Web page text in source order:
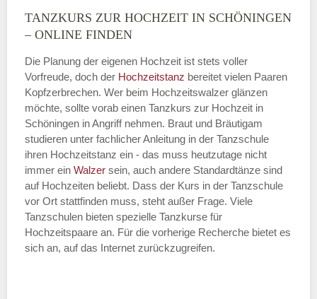
Montag
—
ÖFFNUNGSZEITEN HINZUFÜGEN
Dienstag
—
ÖFFNUNGSZEITEN HINZUFÜGEN
TANZKURS ZUR HOCHZEIT IN SCHÖNINGEN
– ONLINE FINDEN
Die Planung der eigenen Hochzeit ist stets voller
Vorfreude, doch der Hochzeitstanz bereitet vielen Paaren
Kopfzerbrechen. Wer beim Hochzeitswalzer glänzen
möchte, sollte vorab einen Tanzkurs zur Hochzeit in
Schöningen in Angriff nehmen. Braut und Bräutigam
studieren unter fachlicher Anleitung in der Tanzschule
ihren Hochzeitstanz ein - das muss heutzutage nicht
immer ein Walzer sein, auch andere Standardtänze sind
auf Hochzeiten beliebt. Dass der Kurs in der Tanzschule
vor Ort stattfinden muss, steht außer Frage. Viele
Tanzschulen bieten spezielle Tanzkurse für
Hochzeitspaare an. Für die vorherige Recherche bietet es
sich an, auf das Internet zurückzugreifen.